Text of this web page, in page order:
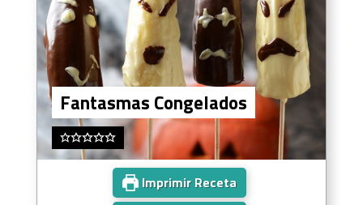
Fantasmas Congelados
Imprimir Receta